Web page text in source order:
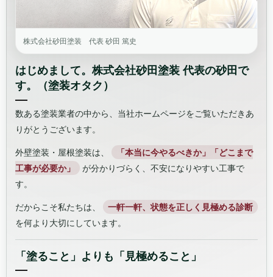
株式会社砂田塗装 代表 砂田 篤史
はじめまして。株式会社砂田塗装 代表の砂田で
す。（塗装オタク）
数ある塗装業者の中から、当社ホームページをご覧いただきあ
りがとうございます。
外壁塗装・屋根塗装は、
「本当に今やるべきか」「どこまで
工事が必要か」
が分かりづらく、不安になりやすい工事で
す。
だからこそ私たちは、
一軒一軒、状態を正しく見極める診断
を何より大切にしています。
「塗ること」よりも「見極めること」